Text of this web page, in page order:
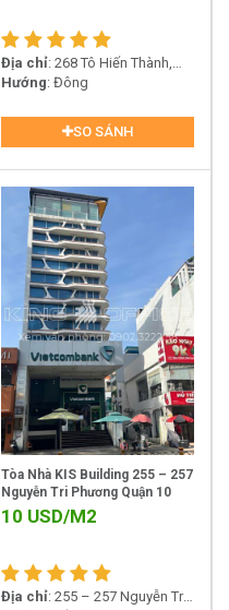
Địa chỉ: 268 Tô Hiến Thành,
Phường 15, Quận 10
Hướng : Đông
SO SÁNH
Tòa Nhà KIS Building 255 – 257
Nguyễn Tri Phương Quận 10
10 USD/M2
Địa chỉ: 255 – 257 Nguyễn Tri